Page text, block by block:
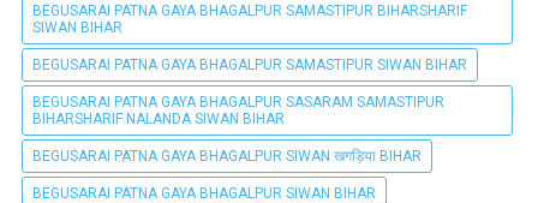
BEGUSARAI PATNA GAYA BHAGALPUR SAMASTIPUR BIHARSHARIF
SIWAN BIHAR
BEGUSARAI PATNA GAYA BHAGALPUR SAMASTIPUR SIWAN BIHAR
BEGUSARAI PATNA GAYA BHAGALPUR SASARAM SAMASTIPUR
BIHARSHARIF NALANDA SIWAN BIHAR
BEGUSARAI PATNA GAYA BHAGALPUR SIWAN खगड़िया BIHAR
BEGUSARAI PATNA GAYA BHAGALPUR SIWAN BIHAR